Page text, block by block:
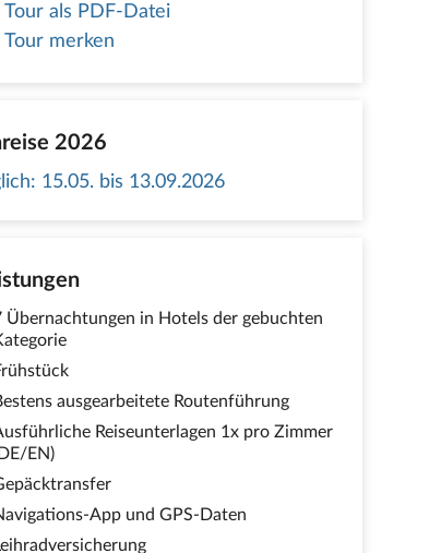
Tour als PDF-Datei
Tour merken
2026
: 15.05. bis 13.09.2026
Übernachtungen in Hotels der gebuchten
ausgearbeitete Routenführung
Reiseunterlagen 1x pro Zimmer
EN)
App und GPS-Daten